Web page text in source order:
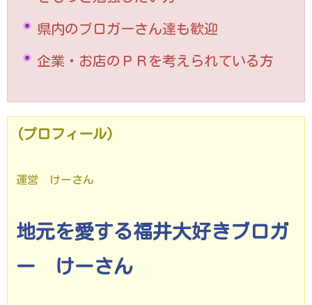
県内のブロガーさん達も歓迎
企業・お店のＰＲを考えられている方
(プロフィール)
運営 けーさん
地元を愛する福井大好きブロガ
ー けーさん